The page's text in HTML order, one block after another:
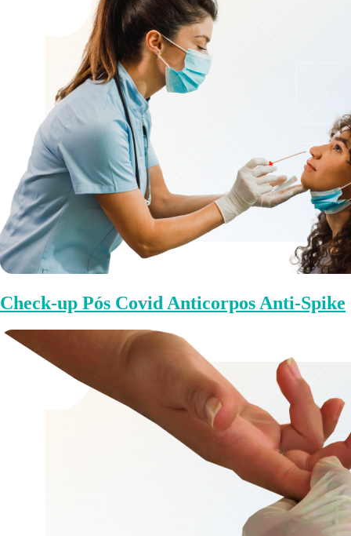
Check-up Pós Covid Anticorpos Anti-Spike